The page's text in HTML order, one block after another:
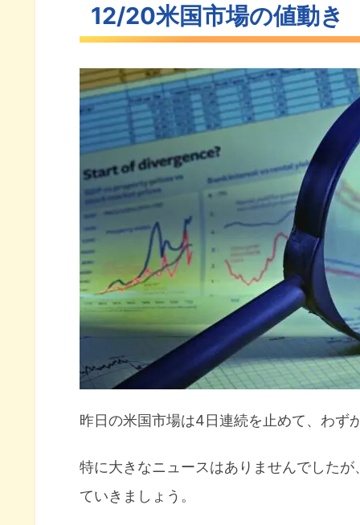
下落を止めた米主要3指数
さらに低下したVIX
S&P500ヒートマップ
セクター別パフォーマンス
まだ何も安心できないS&P500
米国市場のトピックス
日銀によるYCC経済政策が変更
ゼロ金利政策が終わることで日
米国株はまだ買うな！
米リセッション確率70%
今月の注目イベントについて
まとめ
12/20米国市場の値動き
昨日の米国市場は4日連続を止めて、わず
特に大きなニュースはありませんでした
ていきましょう。